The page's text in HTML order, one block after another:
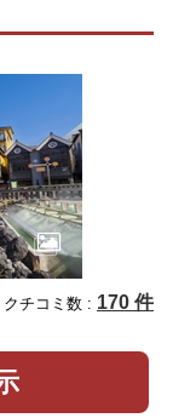
クチコミ数 : 170 件